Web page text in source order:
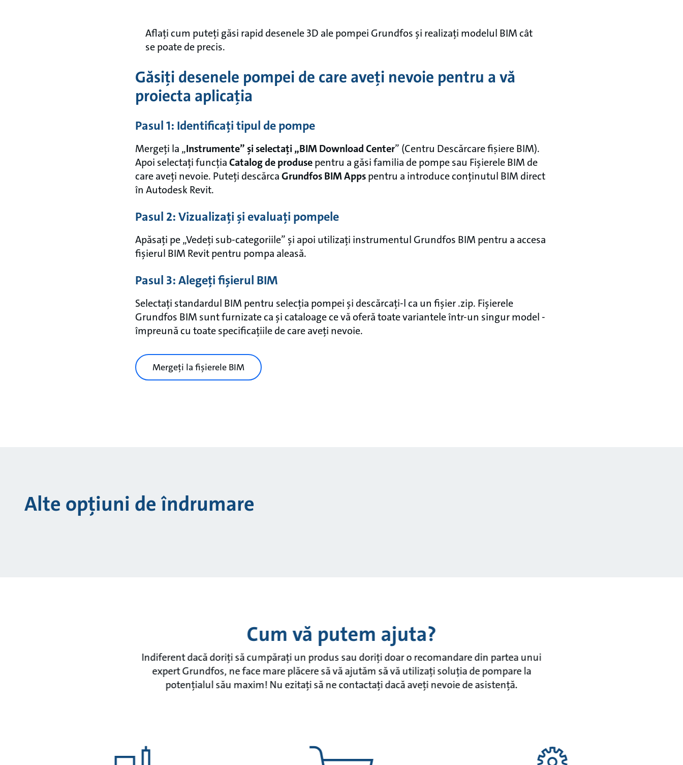
Aflați cum puteți găsi rapid desenele 3D ale pompei Grundfos și realizați modelul BIM cât
se poate de precis.
Găsiți desenele pompei de care aveți nevoie pentru a vă
proiecta aplicația
Pasul 1: Identificați tipul de pompe
Mergeți la „Instrumente” și selectați „BIM Download Center” (Centru Descărcare fiṣiere BIM).
Apoi selectați funcțiaCatalog de produsepentru a găsi familia de pompe sau Fișierele BIM de
care aveți nevoie. Puteți descărcaGrundfos BIM Appspentru a introduce conținutul BIM direct
în Autodesk Revit.
Pasul 2: Vizualizați și evaluați pompele
Apăsați pe „Vedeți sub-categoriile” și apoi utilizați instrumentul Grundfos BIM pentru a accesa
fișierul BIM Revit pentru pompa aleasă.
Pasul 3: Alegeți fișierul BIM
Selectați standardul BIM pentru selecția pompei și descărcați-l ca un fișier .zip. Fișierele
Grundfos BIM sunt furnizate ca și cataloage ce vă oferă toate variantele într-un singur model -
împreună cu toate specificațiile de care aveți nevoie.
Mergeți la fișierele BIM
Alte opțiuni de îndrumare
Cum vă putem ajuta?
Indiferent dacă doriți să cumpărați un produs sau doriți doar o recomandare din partea unui
expert Grundfos, ne face mare plăcere să vă ajutăm să vă utilizați soluția de pompare la
potențialul său maxim! Nu ezitați să ne contactați dacă aveți nevoie de asistență.